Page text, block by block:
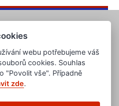
databanka.cz
webu potřebujeme váš
cookies. Souhlas
"Povolit vše". Případně
zde.